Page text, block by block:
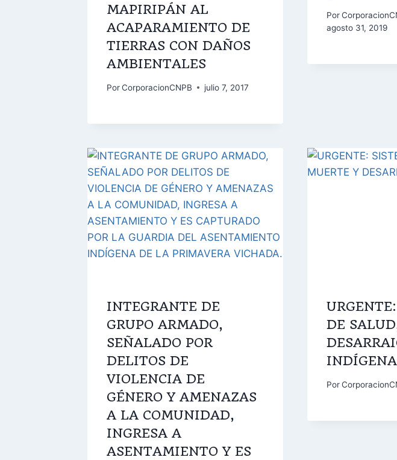
MAPIRIPÁN AL
ACAPARAMIENTO DE
TIERRAS CON DAÑOS
AMBIENTALES
PorCorporacionCNPB julio 7, 2017
Por
agosto 31, 2019
INTEGRANTE DE
GRUPO ARMADO,
SEÑALADO POR
DELITOS DE
VIOLENCIA DE
GÉNERO Y AMENAZAS
A LA COMUNIDAD,
INGRESA A
ASENTAMIENTO Y ES
DE
Por